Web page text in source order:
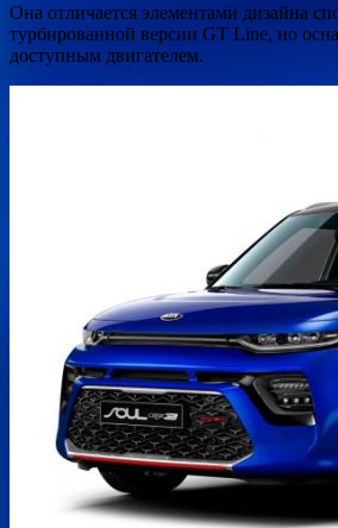
Она отличается элементами дизайна
турбированной версии GT Line, но
доступным двигателем.